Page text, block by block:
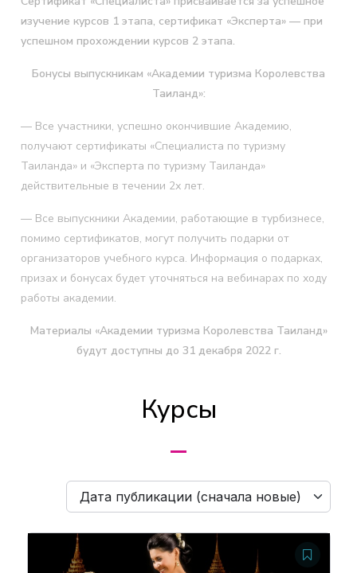
изучение курсов 1 этапа, сертификат «Эксперта» — при
успешном прохождении курсов 2 этапа.
Бонусы выпускникам «Академии туризма Королевства
Таиланд»:
— Все участники, успешно окончившие Академию,
получают сертификаты «Специалиста по туризму
Таиланда» и «Эксперта по туризму Таиланда»
действительные в течении 2х лет.
— Все выпускники Академии, работающие в турбизнесе,
помимо сертификатов, могут получить подарки от
организаторов учебного курса. Информация о подарках,
призах и бонусах будет уточняться на вебинарах по ходу
работы академии.
Материалы «Академии туризма Королевства Таиланд»
будут доступны до 31 декабря 2022 г.
Курсы
Дата публикации (сначала новые)